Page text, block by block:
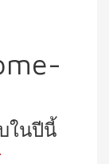
ในปีนี้